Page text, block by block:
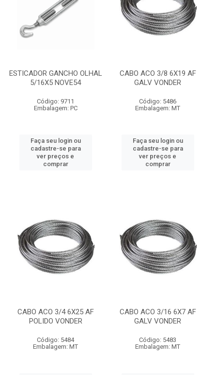
ESTICADOR GANCHO OLHAL
5/16X5 NOVE54
Código: 9711
Embalagem: PC
Faça seu login ou
cadastre-se para
ver preços e
comprar
CABO ACO 3/8 6X19 AF
GALV VONDER
Código: 5486
Embalagem: MT
Faça seu login ou
cadastre-se para
ver preços e
comprar
CABO ACO 3/4 6X25 AF
POLIDO VONDER
Código: 5484
Embalagem: MT
CABO ACO 3/16 6X7 AF
GALV VONDER
Código: 5483
Embalagem: MT